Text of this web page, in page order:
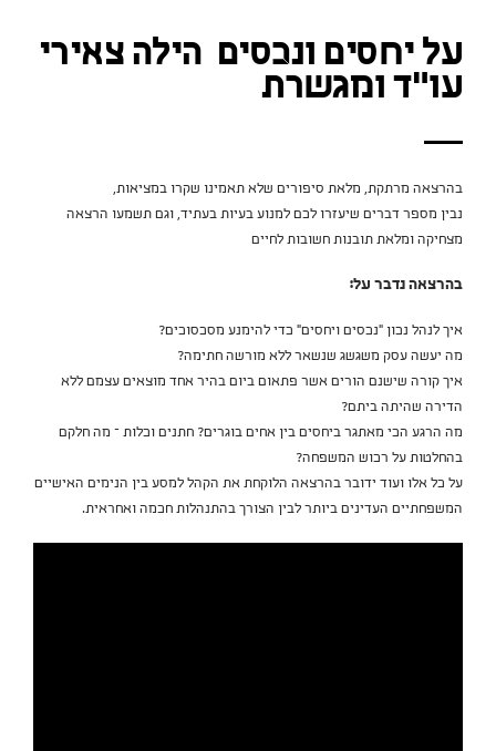
על יחסים ונכסים הילה צאירי
עו"ד ומגשרת
בהרצאה מרתקת, מלאת סיפורים שלא תאמינו שקרו במציאות,
נבין מספר דברים שיעזרו לכם למנוע בעיות בעתיד, וגם תשמעו הרצאה
מצחיקה ומלאת תובנות חשובות לחיים
בהרצאה נדבר על:
איך לנהל נכון "נכסים ויחסים" כדי להימנע מסכסוכים?
מה יעשה עסק משגשג שנשאר ללא מורשה חתימה?
איך קורה שישנם הורים אשר פתאום ביום בהיר אחד מוצאים עצמם ללא
הדירה שהיתה ביתם?
מה הרגע הכי מאתגר ביחסים בין אחים בוגרים? חתנים וכלות – מה חלקם
בהחלטות על רכוש המשפחה?
על כל אלו ועוד ידובר בהרצאה הלוקחת את הקהל למסע בין הנימים האישיים
המשפחתיים העדינים ביותר לבין הצורך בהתנהלות חכמה ואחראית.